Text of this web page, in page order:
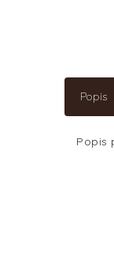
Popis
Popis